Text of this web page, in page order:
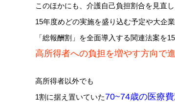
このほかにも、介護自己負担割合を見直
15年度めどの実施を盛り込む予定や大企
「総報酬割」を全面導入する関連法案を
高所得者への負担を増やす方向で
高所得者以外でも
1割に据え置いていた70~74歳の医療